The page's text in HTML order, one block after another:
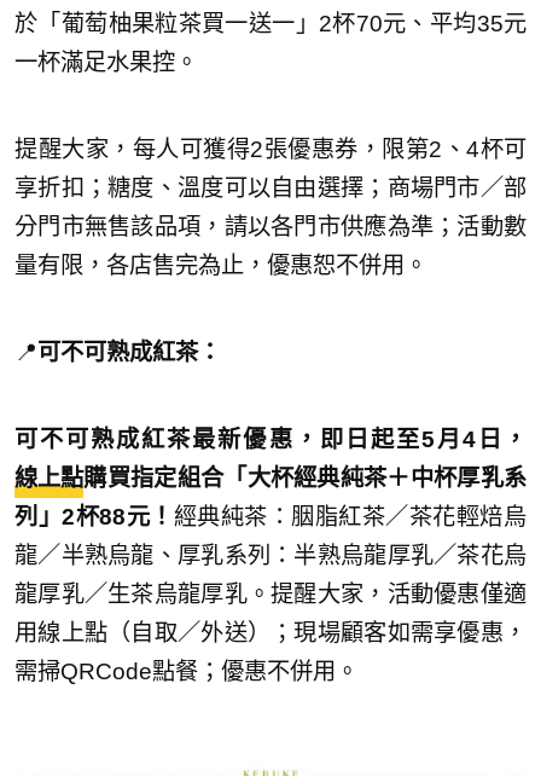
於「葡萄柚果粒茶買一送一」2杯70元、平均35元
一杯滿足水果控。
提醒大家，每人可獲得2張優惠券，限第2、4杯可
享折扣；糖度、溫度可以自由選擇；商場門市／部
分門市無售該品項，請以各門市供應為準；活動數
量有限，各店售完為止，優惠恕不併用。
📍 可不可熟成紅茶：
可不可熟成紅茶最新優惠，即日起至5月4日，
線上點購買指定組合「大杯經典純茶＋中杯厚乳系
列」2杯88元！ 經典純茶：胭脂紅茶／茶花輕焙烏
龍／半熟烏龍、厚乳系列：半熟烏龍厚乳／茶花烏
龍厚乳／生茶烏龍厚乳。提醒大家，活動優惠僅適
用線上點（自取／外送）；現場顧客如需享優惠，
需掃QRCode點餐；優惠不併用。